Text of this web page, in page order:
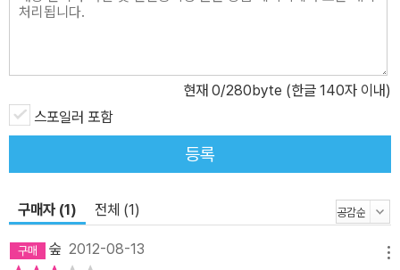
다도 진지하게 에블린을 사랑한다. 만약 아담이 에블린을 사랑하지
자와 안정적이고 편안한 아담 사이에서 선택의 기로에 선다. 아담과
에블린은 여행 중 서로 어긋났다가 다시 만나고, 국경을 넘느라 곤욕
을 치른다. 어딘가에 스파이가 숨어 자신들을 지켜보고 있지는 않을
까 불안감에 떨고 여행 중간에 만난 여자를 차 트렁크에 실어 몰래 국
듯 두 사람의 여정에 동참하며, 위기에 처한 사랑의 종착지가 어디일
치는 독일 분단과 통일의 풍경 아담과 에블린은 동독에서 체코슬로바
현재 0/280byte (한글 140자 이내)
스포일러 포함
등록
구매자 (1) 전체 (1)
숲 2012-08-13